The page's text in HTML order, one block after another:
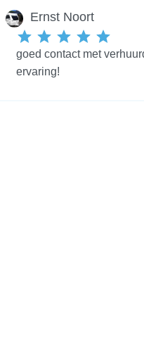
Ernst Noort
goed contact met
ervaring!